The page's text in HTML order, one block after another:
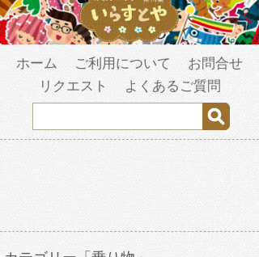
ホーム ご利用について
お問合せ
リクエスト
よくあるご質問